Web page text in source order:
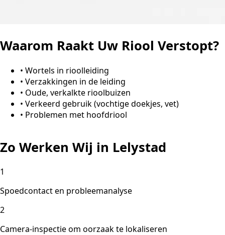
Waarom Raakt Uw Riool Verstopt?
• Wortels in rioolleiding
• Verzakkingen in de leiding
• Oude, verkalkte rioolbuizen
• Verkeerd gebruik (vochtige doekjes, vet)
• Problemen met hoofdriool
Zo Werken Wij in Lelystad
1
Spoedcontact en probleemanalyse
2
Camera-inspectie om oorzaak te lokaliseren